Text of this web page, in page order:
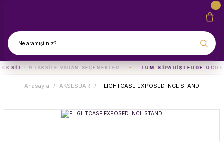
· 9 TAKSITE VARAN SEÇENEKLER TÜM SIPARIŞLERDE
Anasayfa AKSESUAR FLIGHTCASE EXPOSED INCL STAND